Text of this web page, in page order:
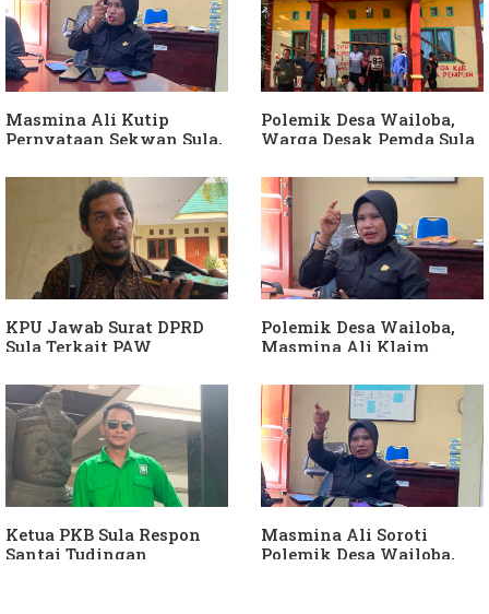
Soal Intervensi Politik,
Langkah Wakil Ketua
Komisi I Bukan
intervensi Politik
Dituding Jadikan
Bendahara Desa Wailoba
sebagai "ATM Berjalan",
Armin Soamole: Harus
Dibuktikan
Masmina Ali Kutip
Pernyataan Sekwan Sula,
Diduga Jadikan
Keponakan "ATM
Berjalan"
Polemik Desa Wailoba,
Warga Desak Pemda Sula
APH Usut Dugaan
Penyimpangan Dana Desa
KPU Jawab Surat DPRD
Sula Terkait PAW
Hanura
Polemik Desa Wailoba,
Masmina Ali Klaim
Keterlibatan Ketua PKB
Sula
Ketua PKB Sula Respon
Santai Tudingan
Masmina Ali Soroti
Polemik Desa Wailoba,